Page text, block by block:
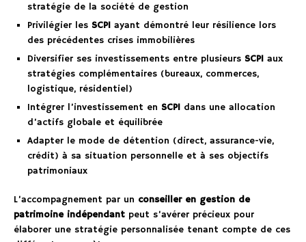
stratégie de la société de gestion
Privilégier les SCPI ayant démontré leur résilience lors
des précédentes crises immobilières
Diversifier ses investissements entre plusieurs SCPI aux
stratégies complémentaires (bureaux, commerces,
logistique, résidentiel)
Intégrer l’investissement en SCPI dans une allocation
d’actifs globale et équilibrée
Adapter le mode de détention (direct, assurance-vie,
crédit) à sa situation personnelle et à ses objectifs
patrimoniaux
L’accompagnement par un conseiller en gestion de
patrimoine indépendant peut s’avérer précieux pour
élaborer une stratégie personnalisée tenant compte de ces